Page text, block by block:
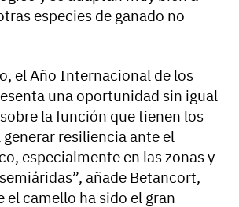
especies de ganado no
el Año Internacional de los
una oportunidad sin igual
la función que tienen los
resiliencia ante el
especialmente en las zonas y
añade Betancort,
el camello ha sido el gran